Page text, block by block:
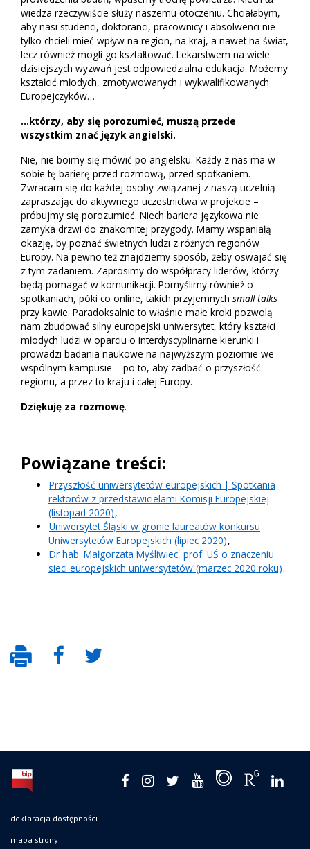
wiedza rzeczywiście służy naszemu otoczeniu. Chciałabym,
aby nasi studenci, doktoranci, pracownicy i absolwenci nie
tylko chcieli mieć wpływ na region, na kraj, a nawet na świat,
lecz również mogli go kształtować. Lekarstwem na wiele
dzisiejszych wyzwań jest odpowiedzialna edukacja. Możemy
kształcić młodych, zmotywowanych i wykwalifikowanych
Europejczyków…
…którzy, aby się porozumieć, muszą przede
wszystkim znać język angielski.
Nie, nie boimy się mówić po angielsku. Każdy z nas ma w
sobie tę barierę przed rozmową, przed spotkaniem.
Zwracam się do każdej osoby związanej z naszą uczelnią –
zapraszając do aktywnego uczestnictwa w projekcie –
próbujmy się porozumieć. Niech bariera językowa nie
zamyka drzwi do znakomitej przygody. Mamy wspaniałą
okazję, by poznać świetnych ludzi z różnych regionów
Europy. Na pewno też znajdziemy sposób, żeby oswajać się
z tym zadaniem. Zaprosimy do współpracy liderów, którzy
będą pomagać w komunikacji. Pomyślimy również o
spotkaniach, póki co online, takich przyjemnych small talks
przy kawie. Paradoksalnie to właśnie małe kroki pozwolą
nam zbudować silny europejski uniwersytet, który kształci
młodych ludzi w oparciu o interdyscyplinarne kierunki i
prowadzi badania naukowe na najwyższym poziomie we
wspólnym kampusie – po to, aby zadbać o przyszłość
regionu, a przez to kraju i całej Europy.
Dziękuję za rozmowę.
Powiązane treści:
Przyszłość uniwersytetów europejskich | Spotkania
rektorów z przedstawicielami Komisji Europejskiej
(listopad 2020),
Uniwersytet Śląski w gronie laureatów konkursu
Uniwersytetów Europejskich (lipiec 2020),
Dr hab. Małgorzata Myśliwiec, prof. UŚ o znaczeniu
sieci europejskich uniwersytetów (marzec 2020 roku).
deklaracja dostępności
mapa strony